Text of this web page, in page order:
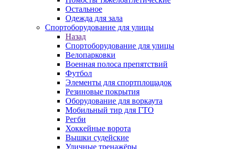
Остальное
Одежда для зала
Спортоборудование для улицы
Назад
Спортоборудование для улицы
Велопарковки
Военная полоса препятствий
Футбол
Элементы для спортплощадок
Резиновые покрытия
Оборудование для воркаута
Мобильный тир для ГТО
Регби
Хоккейные ворота
Вышки судейские
Уличные тренажёры